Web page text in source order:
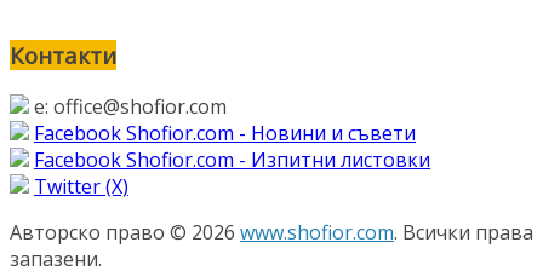
Контакти
e: office@shofior.com
Facebook Shofior.com - Новини и съвети
Facebook Shofior.com - Изпитни листовки
Twitter (Х)
Авторско право © 2026 www.shofior.com. Всички права
запазени.